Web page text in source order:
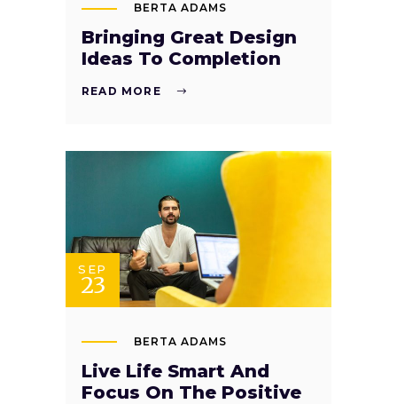
BERTA ADAMS
Bringing Great Design
Ideas To Completion
READ MORE
SEP
23
BERTA ADAMS
Live Life Smart And
Focus On The Positive